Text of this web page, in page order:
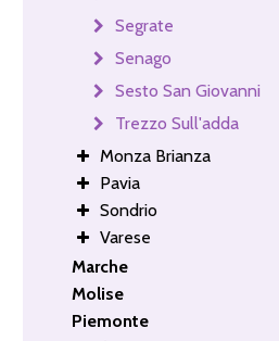
Segrate
Senago
Sesto San Giovanni
Trezzo Sull'adda
Monza Brianza
Pavia
Sondrio
Varese
Marche
Molise
Piemonte